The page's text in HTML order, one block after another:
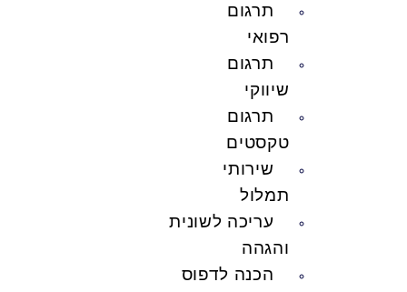
תרגום
רפואי
תרגום
שיווקי
תרגום
טקסטים
שירותי
תמלול
עריכה לשונית
והגהה
הכנה לדפוס